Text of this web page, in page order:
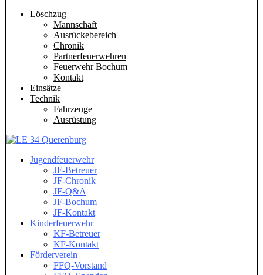
Löschzug
Mannschaft
Ausrückebereich
Chronik
Partnerfeuerwehren
Feuerwehr Bochum
Kontakt
Einsätze
Technik
Fahrzeuge
Ausrüstung
Jugendfeuerwehr
JF-Betreuer
JF-Chronik
JF-Q&A
JF-Bochum
JF-Kontakt
Kinderfeuerwehr
KF-Betreuer
KF-Kontakt
Förderverein
FFQ-Vorstand